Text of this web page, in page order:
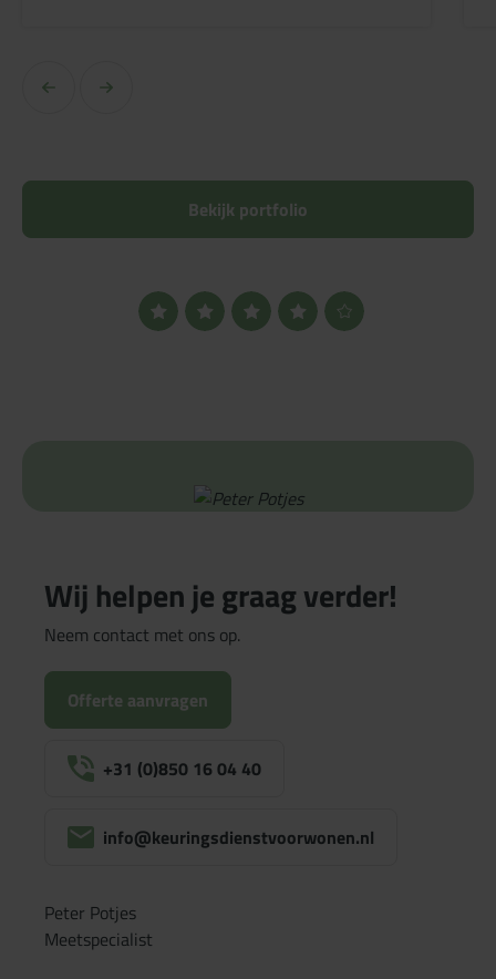
Bekijk portfolio
Wij helpen je graag verder!
Neem contact met ons op.
Offerte aanvragen
+31 (0)850 16 04 40
info@keuringsdienstvoorwonen.nl
Peter Potjes
Meetspecialist